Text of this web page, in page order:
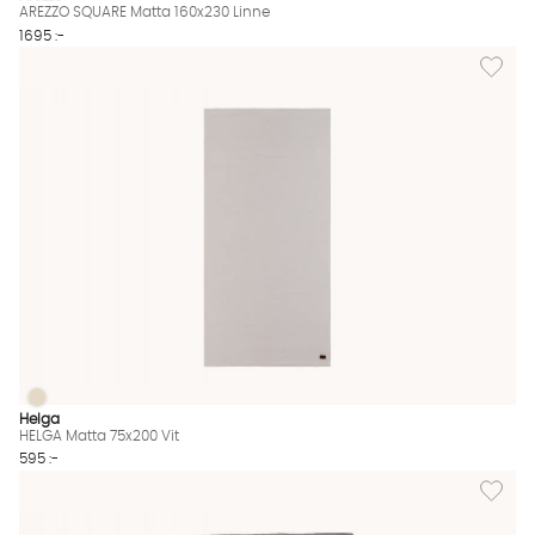
AREZZO SQUARE Matta 160x230 Linne
1695 :-
Lägg
HELGA Matta 75x200 Vit Finns även i dessa färger:
HELGA Matta 75x200 Vit
Helga
HELGA Matta 75x200 Vit
595 :-
Lägg